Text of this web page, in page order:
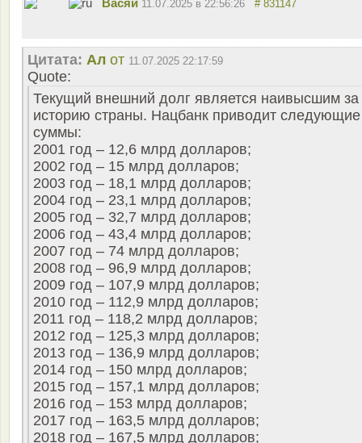
11.07.2025 в 22:56:26 # 831147
Цитата: Ал от 11.07.2025 22:17:59
Quote:
Текущий внешний долг является наивысшим за
историю страны. Нацбанк приводит следующие
суммы:
2001 год – 12,6 млрд долларов;
2002 год – 15 млрд долларов;
2003 год – 18,1 млрд долларов;
2004 год – 23,1 млрд долларов;
2005 год – 32,7 млрд долларов;
2006 год – 43,4 млрд долларов;
2007 год – 74 млрд долларов;
2008 год – 96,9 млрд долларов;
2009 год – 107,9 млрд долларов;
2010 год – 112,9 млрд долларов;
2011 год – 118,2 млрд долларов;
2012 год – 125,3 млрд долларов;
2013 год – 136,9 млрд долларов;
2014 год – 150 млрд долларов;
2015 год – 157,1 млрд долларов;
2016 год – 153 млрд долларов;
2017 год – 163,5 млрд долларов;
2018 год – 167,5 млрд долларов;